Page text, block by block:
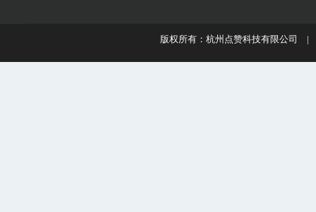
版权所有：杭州点赞科技有限公司